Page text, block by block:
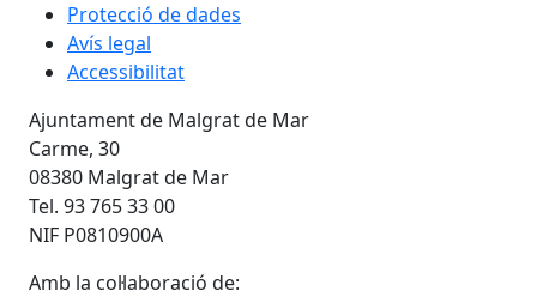
Protecció de dades
Avís legal
Accessibilitat
Ajuntament de Malgrat de Mar
Carme, 30
08380 Malgrat de Mar
Tel. 93 765 33 00
NIF P0810900A
Amb la col·laboració de: